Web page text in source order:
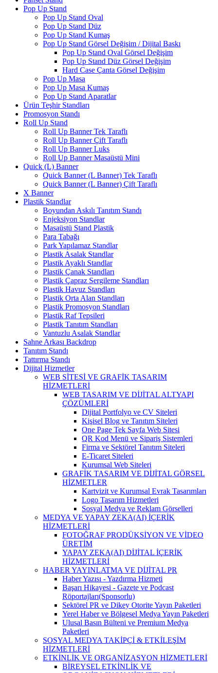
Pop Up Stand
Pop Up Stand Oval
Pop Up Stand Düz
Pop Up Stand Kumaş
Pop Up Stand Görsel Değişim / Dijital Baskı
Pop Up Stand Oval Görsel Değişim
Pop Up Stand Düz Görsel Değişim
Hard Case Çanta Görsel Değişim
Pop Up Masa
Pop Up Masa Kumaş
Pop Up Stand Aparatlar
Ürün Teşhir Standları
Promosyon Standı
Roll Up Stand
Roll Up Banner Tek Taraflı
Roll Up Banner Çift Taraflı
Roll Up Banner Luks
Roll Up Banner Masaüstü Mini
Quick (L) Banner
Quick Banner (L Banner) Tek Taraflı
Quick Banner (L Banner) Çift Taraflı
X Banner
Plastik Standlar
Boyundan Askılı Tanıtım Standı
Enjeksiyon Standlar
Masaüstü Stand Plastik
Para Tabağı
Park Yapılamaz Standlar
Plastik Asalak Standlar
Plastik Ayaklı Standlar
Plastik Çanak Standları
Plastik Çapraz Sergileme Standları
Plastik Havuz Standları
Plastik Orta Alan Standları
Plastik Promosyon Standları
Plastik Raf Tepsileri
Plastik Tanıtım Standları
Vantuzlu Asalak Standlar
Sahne Arkası Backdrop
Tanıtım Standı
Tattırma Standı
Dijital Hizmetler
WEB SİTESİ VE GRAFİK TASARIM
HİZMETLERİ
WEB TASARIM VE DİJİTAL ALTYAPI
ÇÖZÜMLERİ
Dijital Portfolyo ve CV Siteleri
Kişisel Blog ve Tanıtım Siteleri
One Page Tek Sayfa Web Sitesi
QR Kod Menü ve Sipariş Sistemleri
Firma ve Sektörel Tanıtım Siteleri
E-Ticaret Siteleri
Kurumsal Web Siteleri
GRAFİK TASARIM VE DİJİTAL GÖRSEL
HİZMETLER
Kartvizit ve Kurumsal Evrak Tasarımları
Logo Tasarım Hizmetleri
Sosyal Medya ve Reklam Görselleri
MEDYA VE YAPAY ZEKA(AI) İÇERİK
HİZMETLERİ
FOTOĞRAF PRODÜKSİYON VE VİDEO
ÜRETİM
YAPAY ZEKA(AI) DİJİTAL İÇERİK
HİZMETLERİ
HABER YAYINLATMA VE DİJİTAL PR
Haber Yazısı - Yazdırma Hizmeti
Başarı Hikayesi - Gazete ve Podcast
Röportajları(Sponsorlu)
Sektörel PR ve Dikey Otorite Yayın Paketleri
Yerel Haber ve Bölgesel Medya Yayın Paketleri
Ulusal Basın Bülteni ve Premium Medya
Paketleri
SOSYAL MEDYA TAKİPÇİ & ETKİLEŞİM
HİZMETLERİ
ETKİNLİK VE ORGANİZASYON HİZMETLERİ
BİREYSEL ETKİNLİK VE